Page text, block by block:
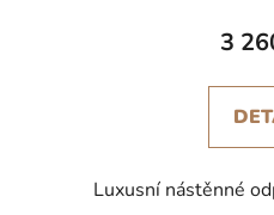
3
Luxusní nástěnné